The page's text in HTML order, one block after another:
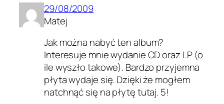
29/08/2009
Matej
Jak można nabyć ten album?
Interesuje mnie wydanie CD oraz LP (o
ile wyszło takowe). Bardzo przyjemna
płyta wydaje się. Dzięki że mogłem
natchnąć się na płytę tutaj. 5!